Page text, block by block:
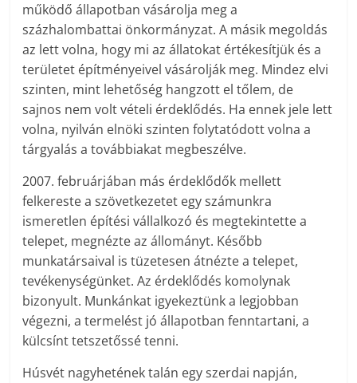
működő állapotban vásárolja meg a
százhalombattai önkormányzat. A másik megoldás
az lett volna, hogy mi az állatokat értékesítjük és a
területet építményeivel vásárolják meg. Mindez elvi
szinten, mint lehetőség hangzott el tőlem, de
sajnos nem volt vételi érdeklődés. Ha ennek jele lett
volna, nyilván elnöki szinten folytatódott volna a
tárgyalás a továbbiakat megbeszélve.
2007. februárjában más érdeklődők mellett
felkereste a szövetkezetet egy számunkra
ismeretlen építési vállalkozó és megtekintette a
telepet, megnézte az állományt. Később
munkatársaival is tüzetesen átnézte a telepet,
tevékenységünket. Az érdeklődés komolynak
bizonyult. Munkánkat igyekeztünk a legjobban
végezni, a termelést jó állapotban fenntartani, a
külcsínt tetszetőssé tenni.
Húsvét nagyhetének talán egy szerdai napján,